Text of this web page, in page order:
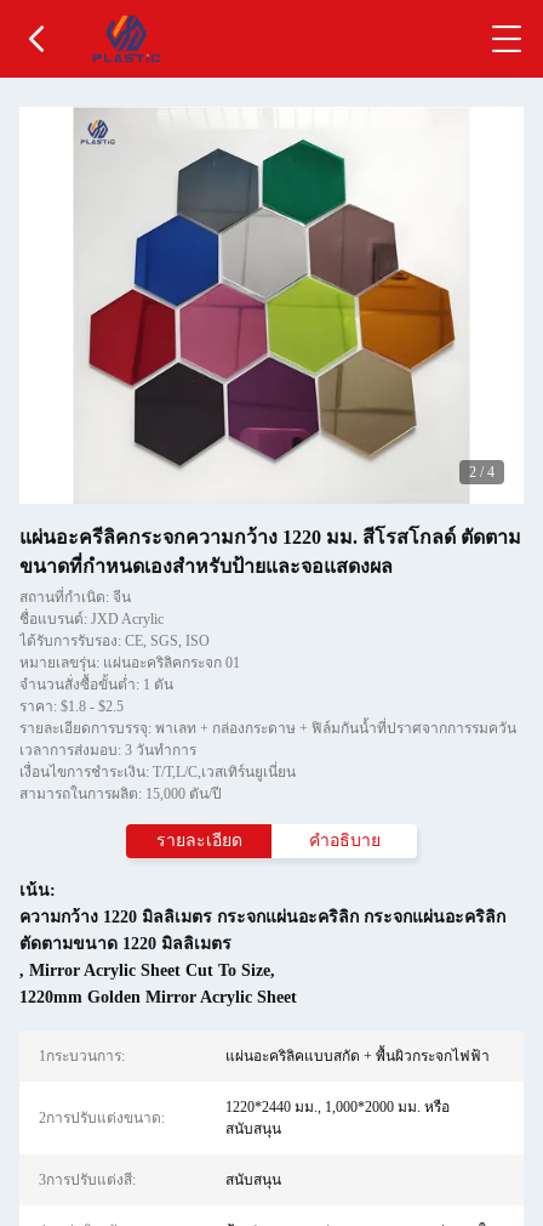
2 / 4
แผ่นอะครีลิคกระจกความกว้าง 1220 มม. สีโรสโกลด์ ตัดตาม
ขนาดที่กำหนดเองสำหรับป้ายและจอแสดงผล
สถานที่กำเนิด: จีน
ชื่อแบรนด์: JXD Acrylic
ได้รับการรับรอง: CE, SGS, ISO
หมายเลขรุ่น: แผ่นอะคริลิคกระจก 01
จำนวนสั่งซื้อขั้นต่ำ: 1 ตัน
ราคา: $1.8 - $2.5
รายละเอียดการบรรจุ: พาเลท + กล่องกระดาษ + ฟิล์มกันน้ำที่ปราศจากการรมควัน
เวลาการส่งมอบ: 3 วันทำการ
เงื่อนไขการชำระเงิน: T/T,L/C,เวสเทิร์นยูเนี่ยน
สามารถในการผลิต: 15,000 ตัน/ปี
รายละเอียด คําอธิบาย
เน้น:
ความกว้าง 1220 มิลลิเมตร กระจกแผ่นอะคริลิก กระจกแผ่นอะคริลิก
ตัดตามขนาด 1220 มิลลิเมตร
, Mirror Acrylic Sheet Cut To Size,
1220mm Golden Mirror Acrylic Sheet
1กระบวนการ: แผ่นอะคริลิคแบบสกัด + พื้นผิวกระจกไฟฟ้า
2การปรับแต่งขนาด:
1220*2440 มม., 1,000*2000 มม. หรือ
สนับสนุน
3การปรับแต่งสี: สนับสนุน